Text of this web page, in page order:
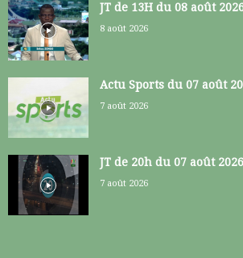
JT de 13H du 08 août
8 août 2026
Actu Sports du 07 août
7 août 2026
JT de 20h du 07 août 2026
7 août 2026